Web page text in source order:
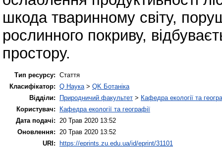
шкода тваринному світу,
рослинного покриву,
простору.
Тип ресурсу: Стаття
Класифікатор: Q Наука > QK Ботаніка
Відділи:
Природничий факультет > Кафедра екології та
Користувач:
Кафедра екології та географії
Дата подачі:
20 Трав 2020 13:52
Оновлення:
20 Трав 2020 13:52
URI: https://eprints.zu.edu.ua/id/eprint/31101